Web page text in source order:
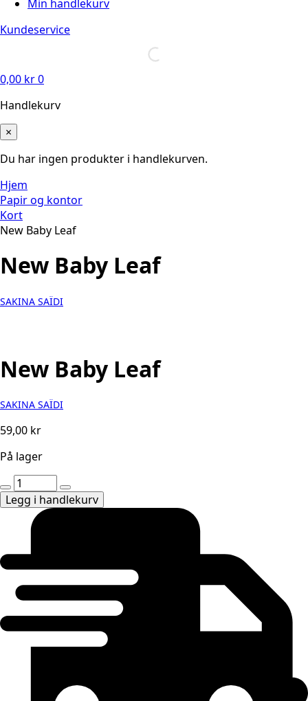
Min handlekurv
Kundeservice
0,00 kr0
Handlekurv
×
Du har ingen produkter i handlekurven.
Hjem
Papir og kontor
Kort
New Baby Leaf
New Baby Leaf
SAKINA SAÏDI
New Baby Leaf
SAKINA SAÏDI
59,00 kr
På lager
New
Baby
Leaf
Legg i handlekurv